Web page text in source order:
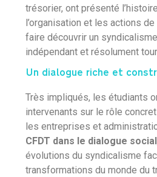
trésorier, ont présenté
l’organisation et les actions de
faire découvrir un
indépendant et résolument
Un dialogue riche et
Très impliqués, les étudiants
intervenants sur le rôle
les entreprises et
CFDT dans le dialogue social
évolutions du syndicalisme
transformations du monde du